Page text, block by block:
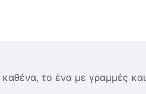
το ένα με γραμμές και